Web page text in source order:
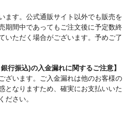
ます。公式通販サイト以外でも販売を
期間中であってもご注文後に予定数終
いただく場合がございます。予めご了
行振込)の入金漏れに関するご注意】
ざいます。ご入金漏れは他のお客様の
となりますため、確実にお支払いいた
ださい。